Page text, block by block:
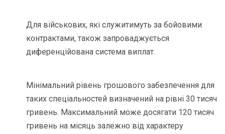
Для військових, які служитимуть за бойовими
контрактами, також запроваджується
диференційована система виплат.
Мінімальний рівень грошового забезпечення для
таких спеціальностей визначений на рівні 30 тисяч
гривень. Максимальний може досягати 120 тисяч
гривень на місяць залежно від характеру